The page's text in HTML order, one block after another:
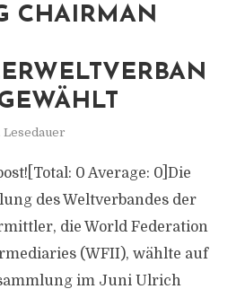
CHAIRMAN
Lesedauer
0 Average: 0]Die
des Weltverbandes der
die World Federation
(WFII), wählte auf
im Juni Ulrich